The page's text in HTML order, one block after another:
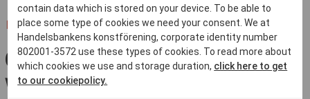
FLER FRÅN ''
GRATTIS ALLA
VINNARE!
contain data which is stored on your device. To be able to
place some type of cookies we need your consent. We at
Handelsbankens konstförening, corporate identity number
802001-3572 use these types of cookies. To read more about
which cookies we use and storage duration, click here to get
to our cookiepolicy.